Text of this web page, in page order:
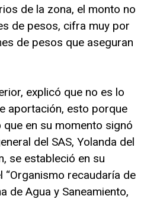
de la zona, el monto no
de pesos, cifra muy por
de pesos que aseguran
explicó que no es lo
aportación, esto porque
en su momento signó
del SAS, Yolanda del
se estableció en su
“Organismo recaudaría de
de Agua y Saneamiento,